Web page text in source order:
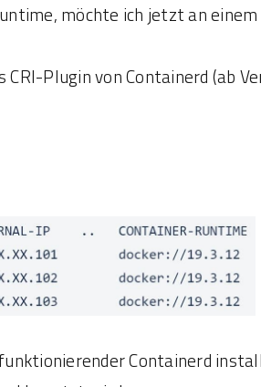
möchte ich jetzt an
Plugin von Containerd (ab
Containerd